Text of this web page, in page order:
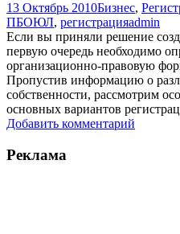
13 Октябрь 2010Бизнес,
ПБОЮЛ, регистрацияadmin
Если вы приняли решение
первую очередь необходимо
организационно-правовую
Пропустив информацию о
собственности, рассмотрим
основных вариантов
Добавить комментарий
Реклама